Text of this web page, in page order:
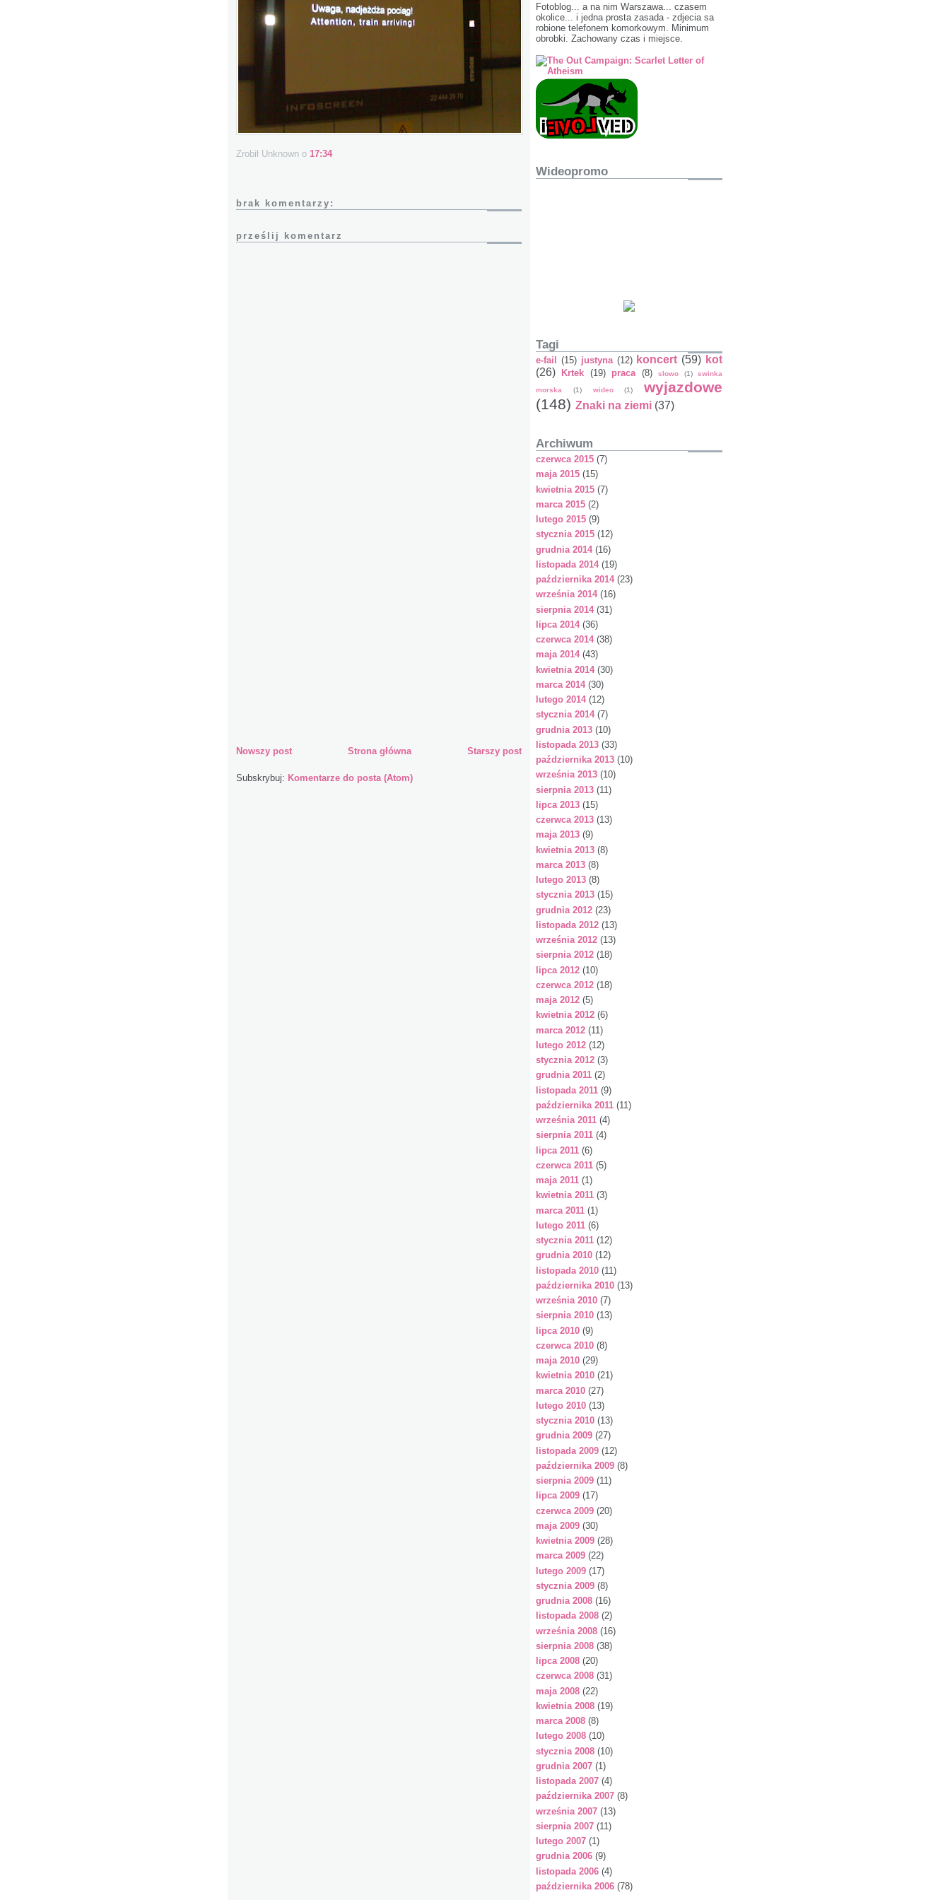
Zrobił Unknown o 17:34
brak komentarzy:
prześlij komentarz
Nowszy post Starszy post
Strona główna
Subskrybuj: Komentarze do posta (Atom)
Fotoblog... a na nim Warszawa... czasem
okolice... i jedna prosta zasada - zdjecia sa
robione telefonem komorkowym. Minimum
obrobki. Zachowany czas i miejsce.
Wideopromo
Tagi
e-fail (15) justyna (12) koncert (59) kot
(26)
Krtek (19) praca (8) slowo (1) swinka
morska (1) wideo (1)
wyjazdowe
(148) Znaki na ziemi (37)
Archiwum
czerwca 2015 (7)
maja 2015 (15)
kwietnia 2015 (7)
marca 2015 (2)
lutego 2015 (9)
stycznia 2015 (12)
grudnia 2014(16)
listopada 2014(19)
października 2014(23)
września 2014(16)
sierpnia 2014(31)
lipca 2014(36)
czerwca 2014(38)
maja 2014(43)
kwietnia 2014(30)
marca 2014(30)
lutego 2014(12)
stycznia 2014(7)
grudnia 2013 (10)
listopada 2013 (33)
października 2013 (10)
września 2013 (10)
sierpnia 2013 (11)
lipca 2013 (15)
czerwca 2013 (13)
maja 2013 (9)
kwietnia 2013 (8)
marca 2013 (8)
lutego 2013 (8)
stycznia 2013 (15)
grudnia 2012 (23)
listopada 2012 (13)
września 2012 (13)
sierpnia 2012 (18)
lipca 2012 (10)
czerwca 2012 (18)
maja 2012 (5)
kwietnia 2012 (6)
marca 2012 (11)
lutego 2012 (12)
stycznia 2012 (3)
grudnia 2011 (2)
listopada 2011 (9)
października 2011 (11)
września 2011 (4)
sierpnia 2011 (4)
lipca 2011 (6)
czerwca 2011 (5)
maja 2011 (1)
kwietnia 2011 (3)
marca 2011 (1)
lutego 2011 (6)
stycznia 2011 (12)
grudnia 2010 (12)
listopada 2010 (11)
października 2010 (13)
września 2010 (7)
sierpnia 2010 (13)
lipca 2010 (9)
czerwca 2010 (8)
maja 2010 (29)
kwietnia 2010 (21)
marca 2010 (27)
lutego 2010 (13)
stycznia 2010 (13)
grudnia 2009 (27)
listopada 2009 (12)
października 2009 (8)
sierpnia 2009 (11)
lipca 2009 (17)
czerwca 2009 (20)
maja 2009 (30)
kwietnia 2009 (28)
marca 2009 (22)
lutego 2009 (17)
stycznia 2009 (8)
grudnia 2008 (16)
listopada 2008 (2)
września 2008 (16)
sierpnia 2008 (38)
lipca 2008 (20)
czerwca 2008 (31)
maja 2008 (22)
kwietnia 2008 (19)
marca 2008 (8)
lutego 2008 (10)
stycznia 2008 (10)
grudnia 2007 (1)
listopada 2007 (4)
października 2007 (8)
września 2007 (13)
sierpnia 2007 (11)
lutego 2007 (1)
grudnia 2006 (9)
listopada 2006 (4)
października 2006 (78)